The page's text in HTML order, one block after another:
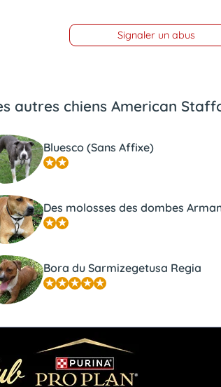
Signaler un abus
autres chiens American
Bluesco (Sans Affixe)
Des molosses des dombes
Bora du Sarmizegetusa Regia